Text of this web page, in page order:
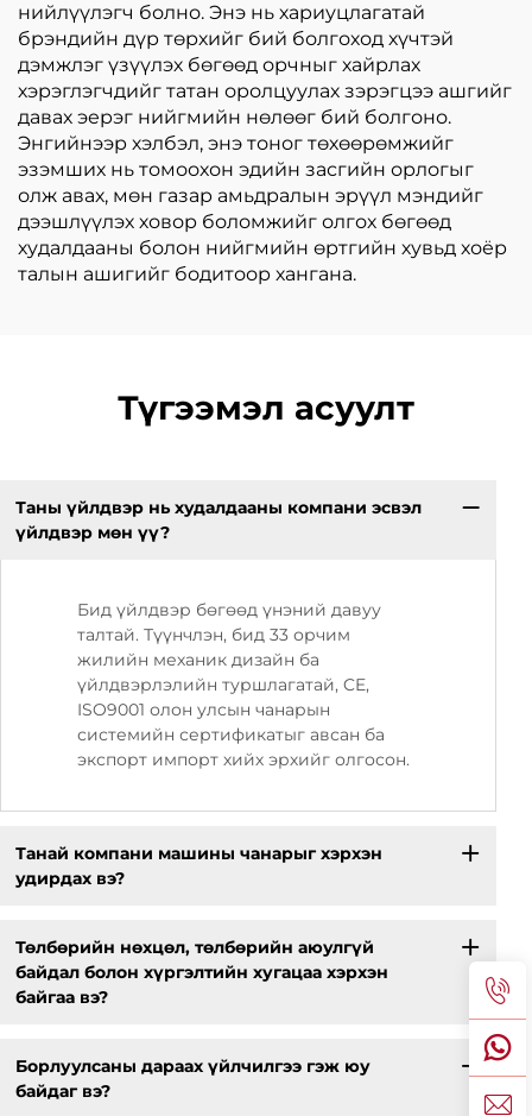
нийлүүлэгч болно. Энэ нь хариуцлагатай
брэндийн дүр төрхийг бий болгоход хүчтэй
дэмжлэг үзүүлэх бөгөөд орчныг хайрлах
хэрэглэгчдийг татан оролцуулах зэрэгцээ ашгийг
давах эерэг нийгмийн нөлөөг бий болгоно.
Энгийнээр хэлбэл, энэ тоног төхөөрөмжийг
эзэмших нь томоохон эдийн засгийн орлогыг
олж авах, мөн газар амьдралын эрүүл мэндийг
дээшлүүлэх ховор боломжийг олгох бөгөөд
худалдааны болон нийгмийн өртгийн хувьд хоёр
талын ашигийг бодитоор хангана.
Түгээмэл асуулт
Таны үйлдвэр нь худалдааны компани эсвэл
үйлдвэр мөн үү?
Бид үйлдвэр бөгөөд үнэний давуу
талтай. Түүнчлэн, бид 33 орчим
жилийн механик дизайн ба
үйлдвэрлэлийн туршлагатай, CE,
ISO9001 олон улсын чанарын
системийн сертификатыг авсан ба
экспорт импорт хийх эрхийг олгосон.
Танай компани машины чанарыг хэрхэн
удирдах вэ?
Төлбөрийн нөхцөл, төлбөрийн аюулгүй
байдал болон хүргэлтийн хугацаа хэрхэн
байгаа вэ?
Борлуулсаны дараах үйлчилгээ гэж юу
байдаг вэ?